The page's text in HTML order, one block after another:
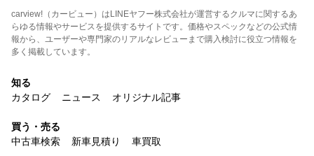
carview!（カービュー）はLINEヤフー株式会社が運営するクルマに関するあ
らゆる情報やサービスを提供するサイトです。価格やスペックなどの公式情
報から、ユーザーや専門家のリアルなレビューまで購入検討に役立つ情報を
多く掲載しています。
知る
カタログ
ニュース オリジナル記事
買う・売る
中古車検索
新車見積り 車買取